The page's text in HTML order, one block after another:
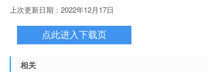
上次更新日期：2022年12月17日
点此进入下载页
相关